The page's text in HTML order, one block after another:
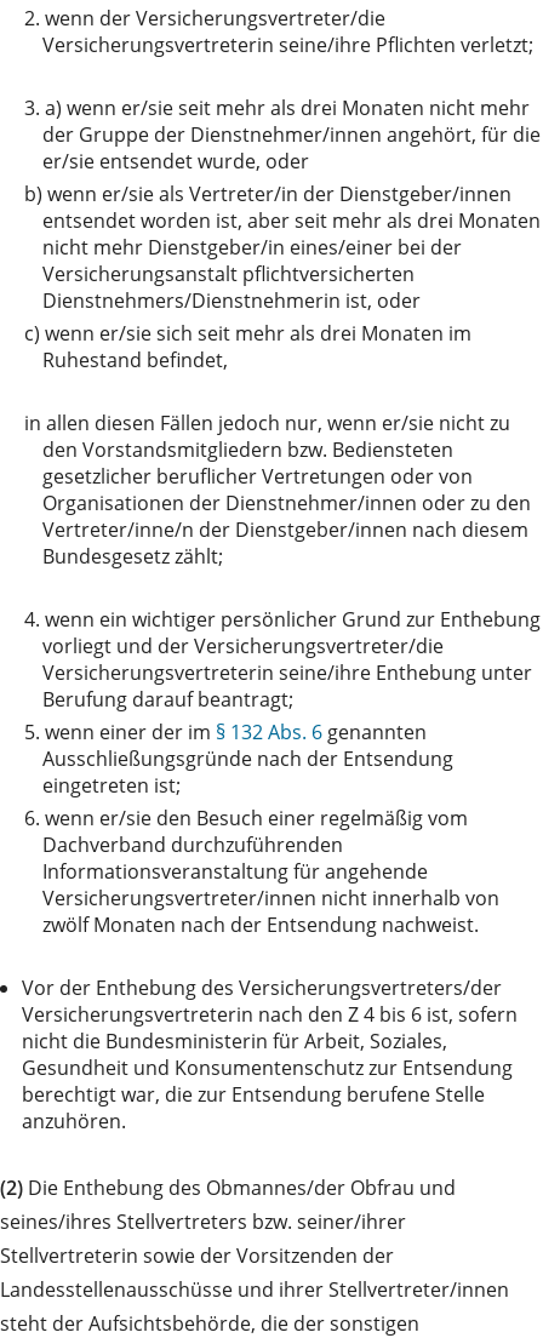
2. wenn der Versicherungsvertreter/die
Versicherungsvertreterin seine/ihre Pflichten verletzt;
3. a) wenn er/sie seit mehr als drei Monaten nicht mehr
der Gruppe der Dienstnehmer/innen angehört, für die
er/sie entsendet wurde, oder
b) wenn er/sie als Vertreter/in der Dienstgeber/innen
entsendet worden ist, aber seit mehr als drei Monaten
nicht mehr Dienstgeber/in eines/einer bei der
Versicherungsanstalt pflichtversicherten
Dienstnehmers/Dienstnehmerin ist, oder
c) wenn er/sie sich seit mehr als drei Monaten im
Ruhestand befindet,
in allen diesen Fällen jedoch nur, wenn er/sie nicht zu
den Vorstandsmitgliedern bzw. Bediensteten
gesetzlicher beruflicher Vertretungen oder von
Organisationen der Dienstnehmer/innen oder zu den
Vertreter/inne/n der Dienstgeber/innen nach diesem
Bundesgesetz zählt;
4. wenn ein wichtiger persönlicher Grund zur Enthebung
vorliegt und der Versicherungsvertreter/die
Versicherungsvertreterin seine/ihre Enthebung unter
Berufung darauf beantragt;
5. wenn einer der im § 132 Abs. 6 genannten
Ausschließungsgründe nach der Entsendung
eingetreten ist;
6. wenn er/sie den Besuch einer regelmäßig vom
Dachverband durchzuführenden
Informationsveranstaltung für angehende
Versicherungsvertreter/innen nicht innerhalb von
zwölf Monaten nach der Entsendung nachweist.
Vor der Enthebung des Versicherungsvertreters/der
Versicherungsvertreterin nach den Z 4 bis 6 ist, sofern
nicht die Bundesministerin für Arbeit, Soziales,
Gesundheit und Konsumentenschutz zur Entsendung
berechtigt war, die zur Entsendung berufene Stelle
anzuhören.
(2) Die Enthebung des Obmannes/der Obfrau und
seines/ihres Stellvertreters bzw. seiner/ihrer
Stellvertreterin sowie der Vorsitzenden der
Landesstellenausschüsse und ihrer Stellvertreter/innen
steht der Aufsichtsbehörde, die der sonstigen